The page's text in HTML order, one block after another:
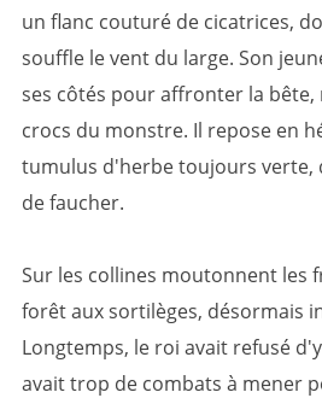
un flanc couturé de cicatrices,
souffle le vent du large. Son
ses côtés pour affronter la bête,
crocs du monstre. Il repose en
tumulus d'herbe toujours verte,
de faucher.
Sur les collines moutonnent les
forêt aux sortilèges, désormais
Longtemps, le roi avait refusé
avait trop de combats à mener